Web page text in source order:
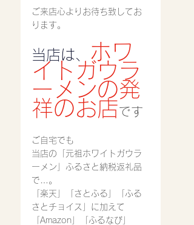
ご来店心よりお待ち致してお
ります。
当店は、
ホワ
イトガウラ
ーメンの発
祥のお店です
ご自宅でも
当店の「元祖ホワイトガウラ
ーメン」ふるさと納税返礼品
で…。
「楽天」「さとふる」「ふる
さとチョイス」に加えて
「Amazon」「ふるなび」